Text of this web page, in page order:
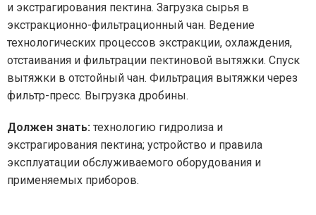
и экстрагирования пектина. Загрузка сырья в
экстракционно-фильтрационный чан. Ведение
технологических процессов экстракции, охлаждения,
отстаивания и фильтрации пектиновой вытяжки. Спуск
вытяжки в отстойный чан. Фильтрация вытяжки через
фильтр-пресс. Выгрузка дробины.
Должен знать: технологию гидролиза и
экстрагирования пектина; устройство и правила
эксплуатации обслуживаемого оборудования и
применяемых приборов.